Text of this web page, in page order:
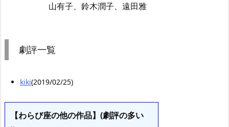
山有子、鈴木潤子、遠田雅
劇評一覧
kiki(2019/02/25)
【わらび座の他の作品】(劇評の多い